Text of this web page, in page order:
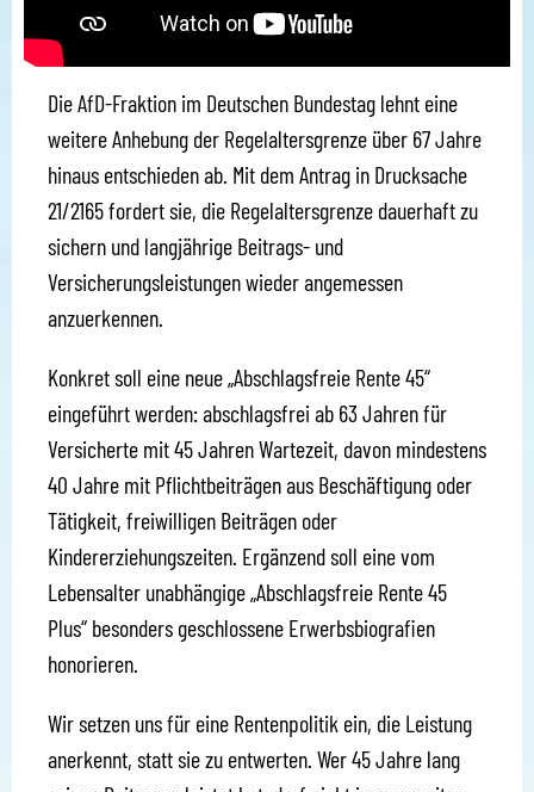
Die AfD-Fraktion im Deutschen Bundestag lehnt eine
weitere Anhebung der Regelaltersgrenze über 67 Jahre
hinaus entschieden ab. Mit dem Antrag in Drucksache
21/2165 fordert sie, die Regelaltersgrenze dauerhaft zu
sichern und langjährige Beitrags- und
Versicherungsleistungen wieder angemessen
anzuerkennen.
Konkret soll eine neue „Abschlagsfreie Rente 45“
eingeführt werden: abschlagsfrei ab 63 Jahren für
Versicherte mit 45 Jahren Wartezeit, davon mindestens
40 Jahre mit Pflichtbeiträgen aus Beschäftigung oder
Tätigkeit, freiwilligen Beiträgen oder
Kindererziehungszeiten. Ergänzend soll eine vom
Lebensalter unabhängige „Abschlagsfreie Rente 45
Plus“ besonders geschlossene Erwerbsbiografien
honorieren.
Wir setzen uns für eine Rentenpolitik ein, die Leistung
anerkennt, statt sie zu entwerten. Wer 45 Jahre lang